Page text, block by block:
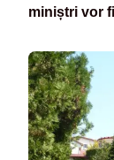
miniștri vor